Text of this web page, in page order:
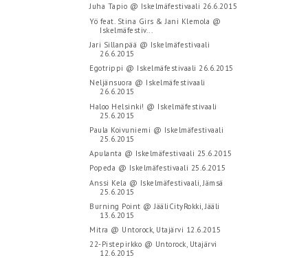
Juha Tapio @ Iskelmäfestivaali 26.6.2015
Yö feat. Stina Girs & Jani Klemola @
Iskelmäfestiv...
Jari Sillanpää @ Iskelmäfestivaali
26.6.2015
Egotrippi @ Iskelmäfestivaali 26.6.2015
Neljänsuora @ Iskelmäfestivaali
26.6.2015
Haloo Helsinki! @ Iskelmäfestivaali
25.6.2015
Paula Koivuniemi @ Iskelmäfestivaali
25.6.2015
Apulanta @ Iskelmäfestivaali 25.6.2015
Popeda @ Iskelmäfestivaali 25.6.2015
Anssi Kela @ Iskelmäfestivaali, Jämsä
25.6.2015
Burning Point @ JääliCityRokki, Jääli
13.6.2015
Mitra @ Untorock, Utajärvi 12.6.2015
22-Pistepirkko @ Untorock, Utajärvi
12.6.2015